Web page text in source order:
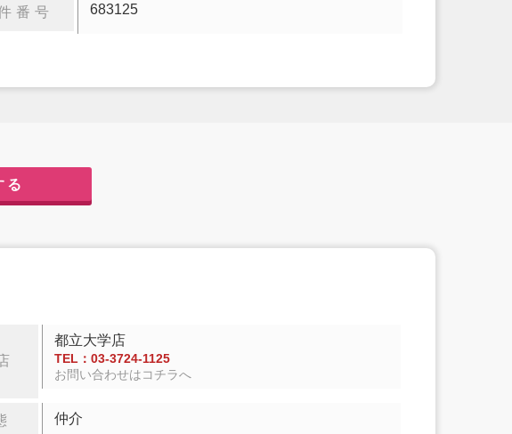
番号 683125
る
都立大学店
TEL：03-3724-1125
お問い合わせはコチラへ
仲介